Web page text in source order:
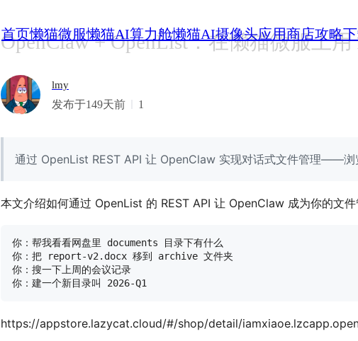
首页懒猫微服懒猫AI算力舱懒猫AI摄像头应用商店攻略
OpenClaw + OpenList：在懒猫微服上
lmy
发布于149天前 1
通过 OpenList REST API 让 OpenClaw 实现对话式文件管理——浏
本文介绍如何通过 OpenList 的 REST API 让 OpenClaw 成为你的文件
你：帮我看看网盘里 documents 目录下有什么
你：把 report-v2.docx 移到 archive 文件夹
你：搜一下上周的会议记录
https://appstore.lazycat.cloud/#/shop/detail/